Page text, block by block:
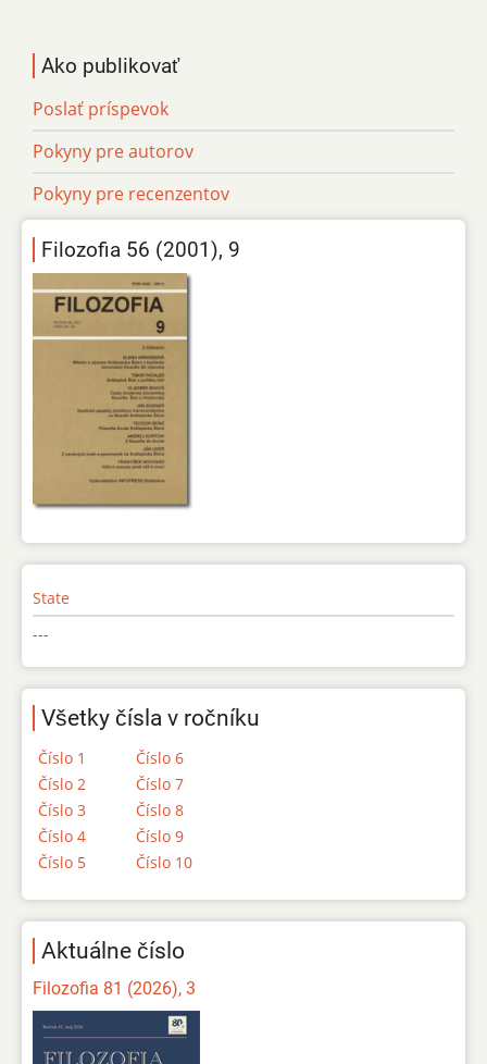
Ako publikovať
Poslať príspevok
Pokyny pre autorov
Pokyny pre recenzentov
Filozofia 56 (2001), 9
State
---
Všetky čísla v ročníku
Číslo 1
Číslo 2
Číslo 3
Číslo 4
Číslo 5
Číslo 6
Číslo 7
Číslo 8
Číslo 9
Číslo 10
Aktuálne číslo
Filozofia 81 (2026), 3